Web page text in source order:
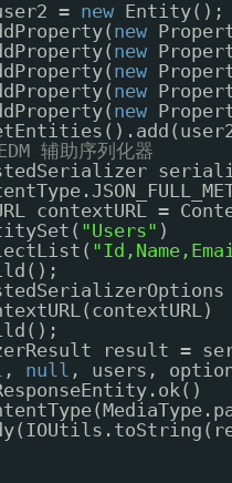
= new
Entity();
new
new
new
new
new
辅助序列化器
contextURL =
"Users" )
result =
, null , users,